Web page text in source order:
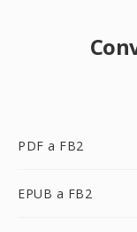
PDF a FB2
EPUB a FB2